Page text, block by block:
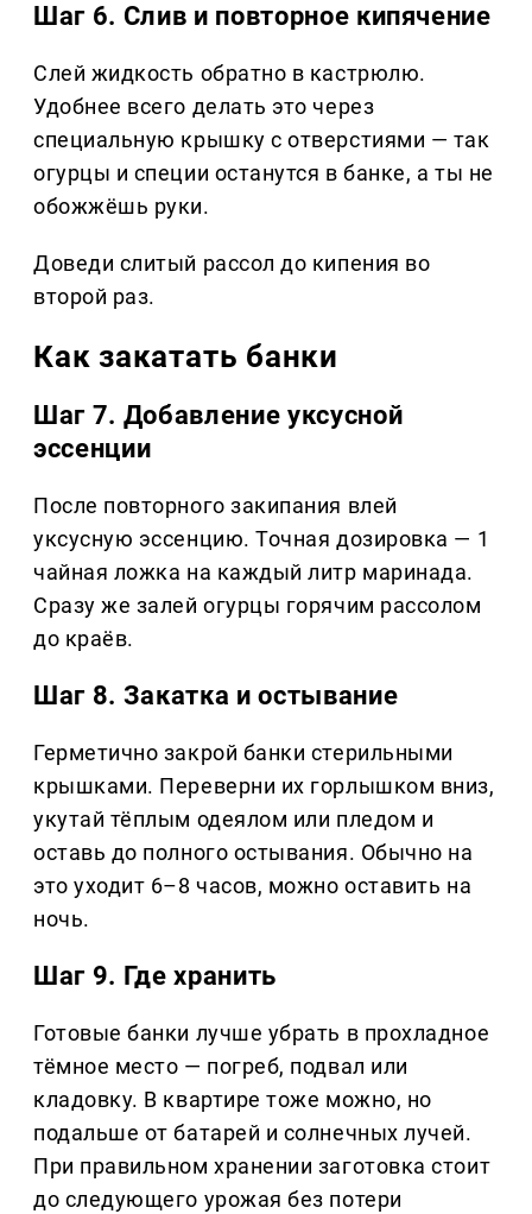
Шаг 6. Слив и повторное кипячение
Слей жидкость обратно в кастрюлю.
Удобнее всего делать это через
специальную крышку с отверстиями — так
огурцы и специи останутся в банке, а ты не
обожжёшь руки.
Доведи слитый рассол до кипения во
второй раз.
Как закатать банки
Шаг 7. Добавление уксусной
эссенции
После повторного закипания влей
уксусную эссенцию. Точная дозировка — 1
чайная ложка на каждый литр маринада.
Сразу же залей огурцы горячим рассолом
до краёв.
Шаг 8. Закатка и остывание
Герметично закрой банки стерильными
крышками. Переверни их горлышком вниз,
укутай тёплым одеялом или пледом и
оставь до полного остывания. Обычно на
это уходит 6–8 часов, можно оставить на
ночь.
Шаг 9. Где хранить
Готовые банки лучше убрать в прохладное
тёмное место — погреб, подвал или
кладовку. В квартире тоже можно, но
подальше от батарей и солнечных лучей.
При правильном хранении заготовка стоит
до следующего урожая без потери